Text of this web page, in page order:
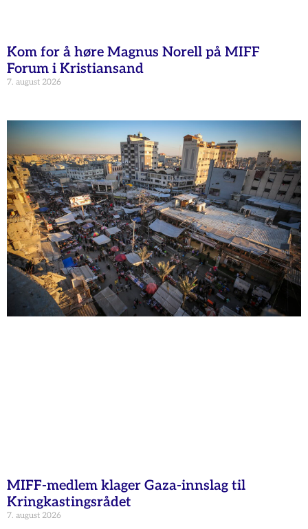
Kom for å høre Magnus Norell på MIFF
Forum i Kristiansand
7. august 2026
MIFF-medlem klager Gaza-innslag til
Kringkastingsrådet
7. august 2026